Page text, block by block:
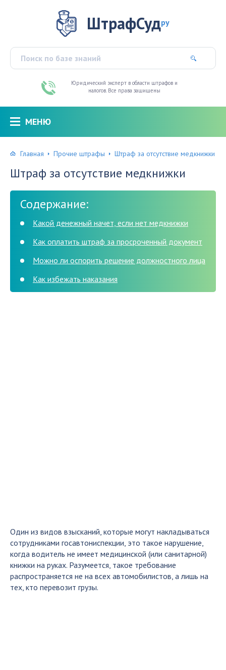
ШтрафСудру
Юридический эксперт в области штрафов и
налогов. Все права защищены
МЕНЮ
Главная Прочие штрафы Штраф за отсутствие медкнижки
Штраф за отсутствие медкнижки
Содержание:
Какой денежный начет, если нет медкнижки
Как оплатить штраф за просроченный документ
Можно ли оспорить решение должностного лица
Как избежать наказания
Один из видов взысканий, которые могут накладываться
сотрудниками госавтониспекции, это такое нарушение,
когда водитель не имеет медицинской (или санитарной)
книжки на руках. Разумеется, такое требование
распространяется не на всех автомобилистов, а лишь на
тех, кто перевозит грузы.